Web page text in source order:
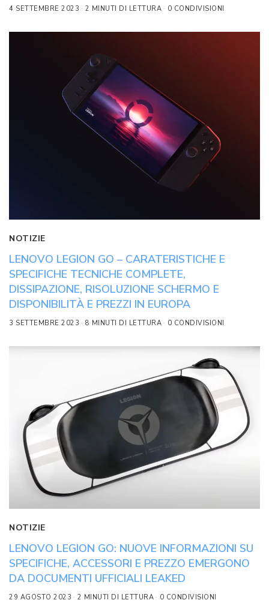
4 SETTEMBRE 2023 2 MINUTI DI LETTURA 0 CONDIVISIONI
NOTIZIE
LENOVO LEGION GO – CARATERISTICHE E
SPECIFICHE TECNICHE COMPLETE,
DISSIPAZIONE, RISOLUZIONE SCHERMO E
DISPONIBILITÀ E PREZZI IN EUROPA
3 SETTEMBRE 2023 8 MINUTI DI LETTURA 0 CONDIVISIONI
NOTIZIE
LENOVO LEGION GO: NUOVE INFORMAZIONI SU
SPECIFICHE, ACCESSORI E PREZZO EMERGONO
DA DOCUMENTI UFFICIALI LEAKED
29 AGOSTO 2023 2 MINUTI DI LETTURA 0 CONDIVISIONI